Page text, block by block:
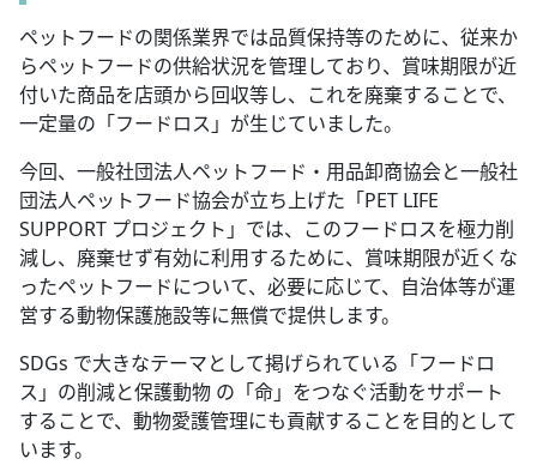
ペットフードの関係業界では品質保持等のために、従来か
らペットフードの供給状況を管理しており、賞味期限が近
付いた商品を店頭から回収等し、これを廃棄することで、
一定量の「フードロス」が生じていました。
今回、一般社団法人ペットフード・用品卸商協会と一般社
団法人ペットフード協会が立ち上げた「PET LIFE
SUPPORT プロジェクト」では、このフードロスを極力削
減し、廃棄せず有効に利用するために、賞味期限が近くな
ったペットフードについて、必要に応じて、自治体等が運
営する動物保護施設等に無償で提供します。
SDGs で大きなテーマとして掲げられている「フードロ
ス」の削減と保護動物 の「命」をつなぐ活動をサポート
することで、動物愛護管理にも貢献することを目的として
います。